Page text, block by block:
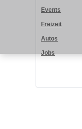
Events
Freizeit
Autos
Jobs